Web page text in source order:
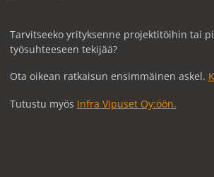
Tarvitseeko yrityksenne projektitöihin tai
työsuhteeseen tekijää?
Ota oikean ratkaisun ensimmäinen askel.
Tutustu myös Infra Vipuset Oy:öön.